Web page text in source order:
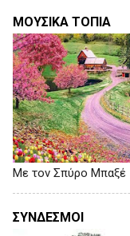
ΜΟΥΣΙΚΑ ΤΟΠΙΑ
Με τον Σπύρο Μπαξέ
ΣΥΝΔΕΣΜΟΙ